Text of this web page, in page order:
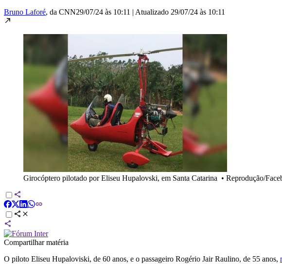
Bruno Laforé, da CNN29/07/24 às 10:11 | Atualizado 29/07/24 às 10:11
Girocóptero pilotado por Eliseu Hupalovski, em Santa Catarina • Reprodução/
Compartilhar matéria
O piloto Eliseu Hupaloviski, de 60 anos, e o passageiro Rogério Jair Raulino, de 55 anos,